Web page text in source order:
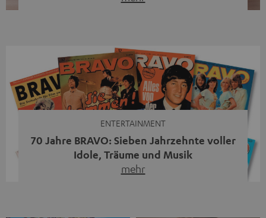
Streaming-System vereint hochwertige HiFi-Technik,
moderne Streaming-Funktionen und hohe Flexibilität in
einem einzigen Gerät – und zeigt, dass man für großen
Sound heute keine klassische HiFi-Anlage mehr braucht.
ENTERTAINMENT
70 Jahre BRAVO: Sieben Jahrzehnte voller
Idole, Träume und Musik
mehr